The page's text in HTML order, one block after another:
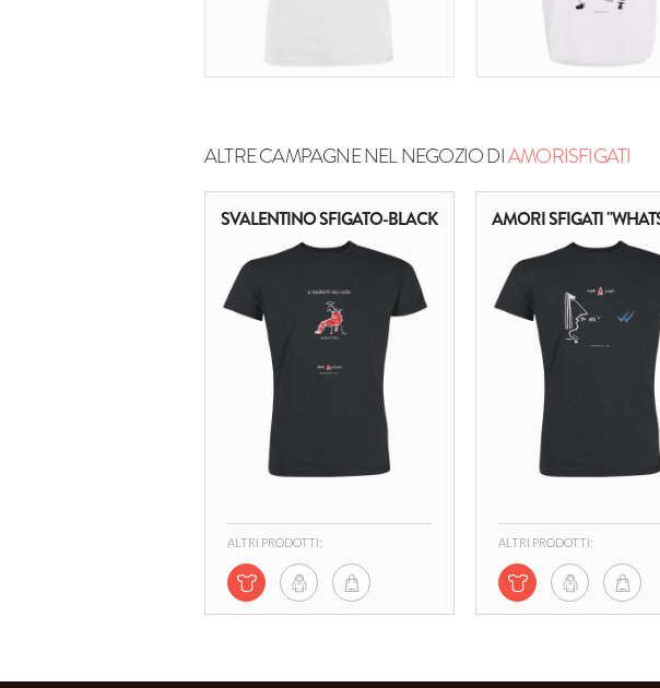
ALTRE CAMPAGNE NEL NEGOZIO DIAMORISFIGATI
SVALENTINO SFIGATO-BLACK
ALTRI PRODOTTI: ALTRI PRODOTTI: